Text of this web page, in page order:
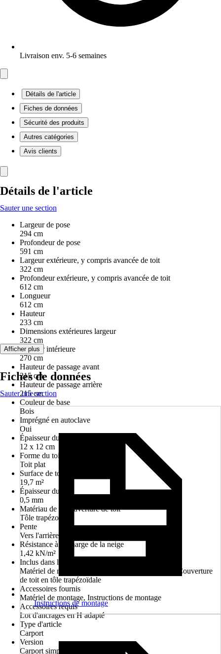
Livraison env. 5-6 semaines
Détails de l'article
Fiches de données
Sécurité des produits
Autres catégories
Avis clients
Détails de l'article
Sauter une section
Largeur de pose
294 cm
Profondeur de pose
591 cm
Largeur extérieure, y compris avancée de toit
322 cm
Profondeur extérieure, y compris avancée de toit
612 cm
Longueur
612 cm
Hauteur
233 cm
Dimensions extérieures largeur
322 cm
Largeur intérieure
270 cm
Hauteur de passage avant
215 cm
Hauteur de passage arrière
215 cm
Couleur de base
Bois
Imprégné en autoclave
Oui
Épaisseur du montant
12 x 12 cm
Forme du toit
Toit plat
Surface de toit
19,7 m²
Épaisseur du toit
0,5 mm
Matériau de la couverture de toit
Tôle trapézoïdale
Pente
Vers l'arrière
Résistance à la charge de la neige
1,42 kN/m²
Inclus dans la livraison
Matériel de montage, Notice de montage détaillée, Couverture
de toit en tôle trapézoïdale
Accessoires fournis
Matériel de montage, Instructions de montage
Accessoires requis
Lot d'ancrages en H adapté
Type d'article
Carport
Version
Carport simple
Afficher plus
Fiches de données
Sauter une section
Instructions de montage